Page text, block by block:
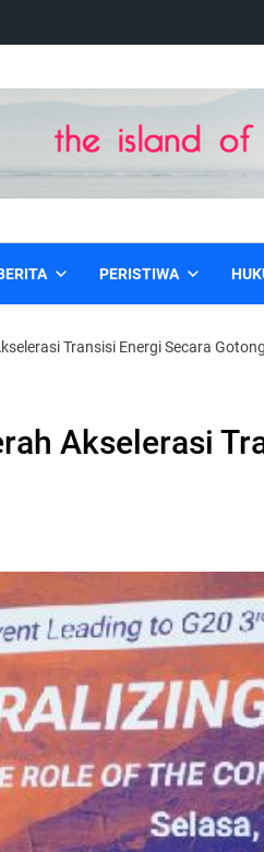
PERISTIWA
Transisi Energi Secara
Akselerasi